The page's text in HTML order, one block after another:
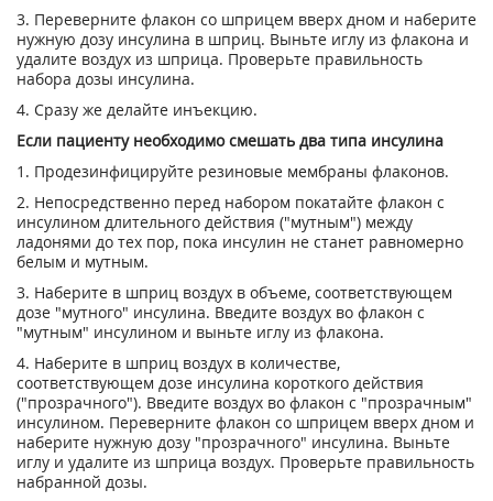
3. Переверните флакон со шприцем вверх дном и наберите
нужную дозу инсулина в шприц. Выньте иглу из флакона и
удалите воздух из шприца. Проверьте правильность
набора дозы инсулина.
4. Сразу же делайте инъекцию.
Если пациенту необходимо смешать два типа инсулина
1. Продезинфицируйте резиновые мембраны флаконов.
2. Непосредственно перед набором покатайте флакон с
инсулином длительного действия ("мутным") между
ладонями до тех пор, пока инсулин не станет равномерно
белым и мутным.
3. Наберите в шприц воздух в объеме, соответствующем
дозе "мутного" инсулина. Введите воздух во флакон с
"мутным" инсулином и выньте иглу из флакона.
4. Наберите в шприц воздух в количестве,
соответствующем дозе инсулина короткого действия
("прозрачного"). Введите воздух во флакон с "прозрачным"
инсулином. Переверните флакон со шприцем вверх дном и
наберите нужную дозу "прозрачного" инсулина. Выньте
иглу и удалите из шприца воздух. Проверьте правильность
набранной дозы.